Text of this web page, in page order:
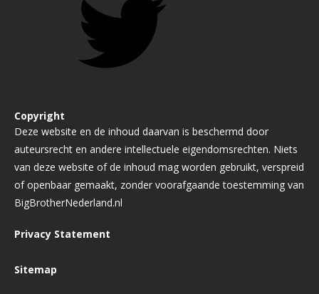
Copyright
Deze website en de inhoud daarvan is beschermd door
auteursrecht en andere intellectuele eigendomsrechten. Niets
van deze website of de inhoud mag worden gebruikt, verspreid
of openbaar gemaakt, zonder voorafgaande toestemming van
BigBrotherNederland.nl
Privacy Statement
Sitemap